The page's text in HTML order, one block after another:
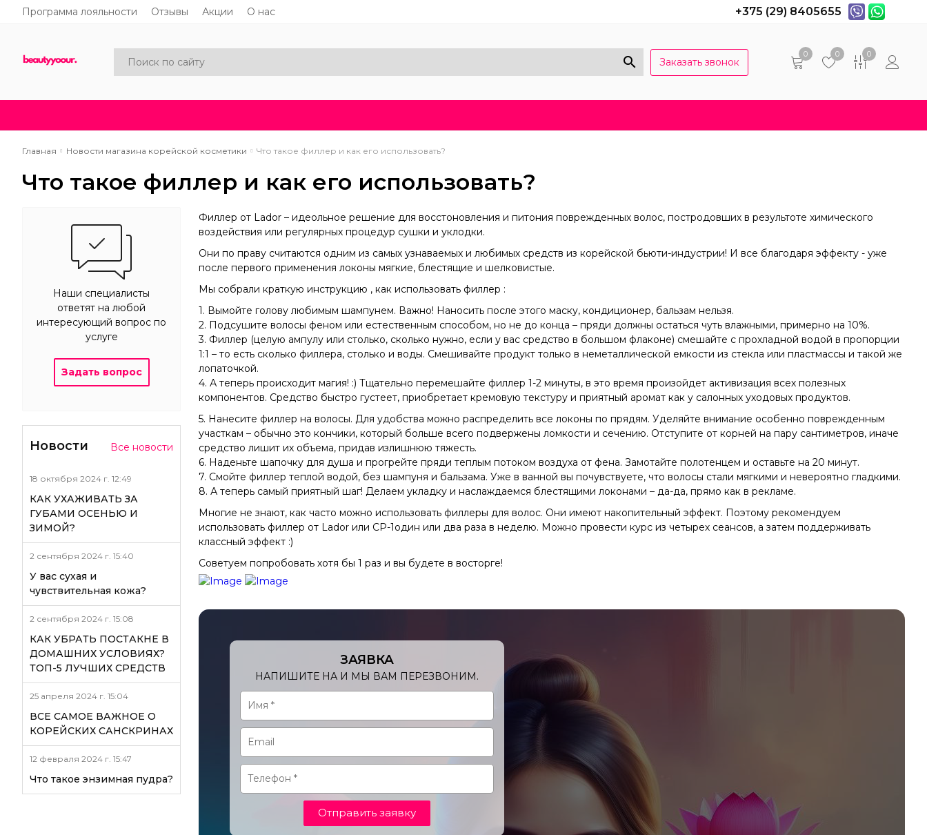
Программа лояльности Отзывы Акции О нас +375 (29) 8405655
Заказать звонок
0 0 0
Главная Новости магазина корейской косметики Что такое филлер и как его использовать?
Что такое филлер и как его использовать?
Наши специалисты
ответят на любой
интересующий вопрос по
услуге
Задать вопрос
Новости Все новости
18 октября 2024 г. 12:49
КАК УХАЖИВАТЬ ЗА
ГУБАМИ ОСЕНЬЮ И
ЗИМОЙ?
2 сентября 2024 г. 15:40
У вас сухая и
чувствительная кожа?
2 сентября 2024 г. 15:08
КАК УБРАТЬ ПОСТАКНЕ В
ДОМАШНИХ УСЛОВИЯХ?
ТОП-5 ЛУЧШИХ СРЕДСТВ
25 апреля 2024 г. 15:04
ВСЕ САМОЕ ВАЖНОЕ О
КОРЕЙСКИХ САНСКРИНАХ
12 февраля 2024 г. 15:47
Что такое энзимная пудра?
Филлер от Lador – идеольное решение для восстоновления и питония поврежденных волос, постродовших в результоте химического
воздействия или регулярных процедур сушки и уклодки.
Они по праву считаются одним из самых узнаваемых и любимых средств из корейской бьюти-индустрии! И все благодаря эффекту - уже
после первого применения локоны мягкие, блестящие и шелковистые.
Мы собрали краткую инструкцию , как использовать филлер :
1. Вымойте голову любимым шампунем. Важно! Наносить после этого маску, кондиционер, бальзам нельзя.
2. Подсушите волосы феном или естественным способом, но не до конца – пряди должны остаться чуть влажными, примерно на 10%.
3. Филлер (целую ампулу или столько, сколько нужно, если у вас средство в большом флаконе) смешайте с прохладной водой в пропорции
1:1 – то есть сколько филлера, столько и воды. Смешивайте продукт только в неметаллической емкости из стекла или пластмассы и такой же
лопаточкой.
4. А теперь происходит магия! :) Тщательно перемешайте филлер 1-2 минуты, в это время произойдет активизация всех полезных
компонентов. Средство быстро густеет, приобретает кремовую текстуру и приятный аромат как у салонных уходовых продуктов.
5. Нанесите филлер на волосы. Для удобства можно распределить все локоны по прядям. Уделяйте внимание особенно поврежденным
участкам – обычно это кончики, который больше всего подвержены ломкости и сечению. Отступите от корней на пару сантиметров, иначе
средство лишит их объема, придав излишнюю тяжесть.
6. Наденьте шапочку для душа и прогрейте пряди теплым потоком воздуха от фена. Замотайте полотенцем и оставьте на 20 минут.
7. Смойте филлер теплой водой, без шампуня и бальзама. Уже в ванной вы почувствуете, что волосы стали мягкими и невероятно гладкими.
8. А теперь самый приятный шаг! Делаем укладку и наслаждаемся блестящими локонами – да-да, прямо как в рекламе.
Многие не знают, как часто можно использовать филлеры для волос. Они имеют накопительный эффект. Поэтому рекомендуем
использовать филлер от Lador или CP-1один или два раза в неделю. Можно провести курс из четырех сеансов, а затем поддерживать
классный эффект :)
Советуем попробовать хотя бы 1 раз и вы будете в восторге!
ЗАЯВКА
НАПИШИТЕ НА И МЫ ВАМ ПЕРЕЗВОНИМ.
Отправить заявку